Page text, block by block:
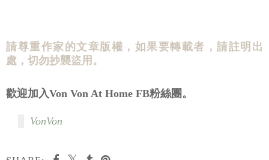
請尊重作家的文章版權，如果要轉載者，請註明出
處，切勿抄襲盜用。
歡迎加入Von Von At Home FB粉絲團。
VonVon